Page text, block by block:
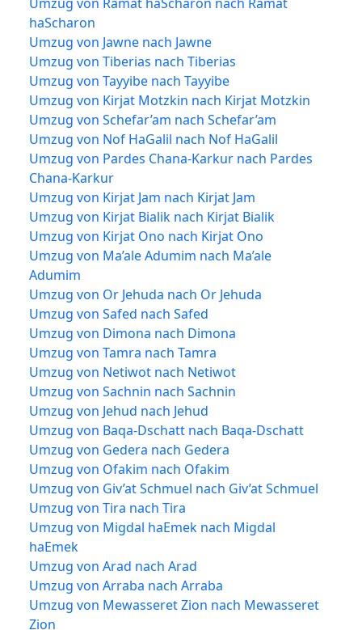
haScharon
Umzug von Jawne nach Jawne
Umzug von Tiberias nach Tiberias
Umzug von Tayyibe nach Tayyibe
Umzug von Kirjat Motzkin nach Kirjat Motzkin
Umzug von Schefar’am nach Schefar’am
Umzug von Nof HaGalil nach Nof HaGalil
Umzug von Pardes Chana-Karkur nach Pardes
Chana-Karkur
Umzug von Kirjat Jam nach Kirjat Jam
Umzug von Kirjat Bialik nach Kirjat Bialik
Umzug von Kirjat Ono nach Kirjat Ono
Umzug von Ma’ale Adumim nach Ma’ale
Adumim
Umzug von Or Jehuda nach Or Jehuda
Umzug von Safed nach Safed
Umzug von Dimona nach Dimona
Umzug von Tamra nach Tamra
Umzug von Netiwot nach Netiwot
Umzug von Sachnin nach Sachnin
Umzug von Jehud nach Jehud
Umzug von Baqa-Dschatt nach Baqa-Dschatt
Umzug von Gedera nach Gedera
Umzug von Ofakim nach Ofakim
Umzug von Giv’at Schmuel nach Giv’at Schmuel
Umzug von Tira nach Tira
Umzug von Migdal haEmek nach Migdal
haEmek
Umzug von Arad nach Arad
Umzug von Arraba nach Arraba
Umzug von Mewasseret Zion nach Mewasseret
Zion